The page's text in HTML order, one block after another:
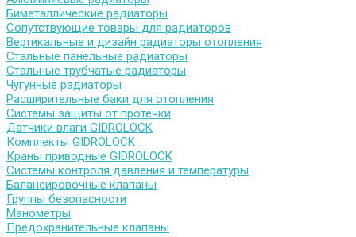
Биметаллические радиаторы
Сопутствующие товары для радиаторов
Вертикальные и дизайн радиаторы отопления
Стальные панельные радиаторы
Стальные трубчатые радиаторы
Чугунные радиаторы
Расширительные баки для отопления
Системы защиты от протечки
Датчики влаги GIDROLOCK
Комплекты GIDROLOCK
Краны приводные GIDROLOCK
Системы контроля давления и температуры
Балансировочные клапаны
Группы безопасности
Манометры
Предохранительные клапаны